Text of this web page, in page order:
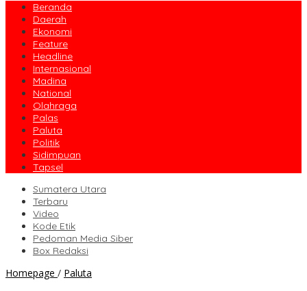
Beranda
Daerah
Ekonomi
Feature
Headline
Internasional
Madina
National
Olahraga
Palas
Paluta
Politik
Sidimpuan
Tapsel
Sumatera Utara
Terbaru
Video
Kode Etik
Pedoman Media Siber
Box Redaksi
Homepage / Paluta